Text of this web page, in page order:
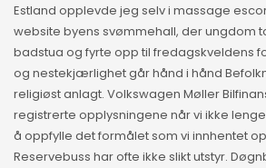
Estland opplevde jeg selv i massage
website byens svømmehall, der ungdom
badstua og fyrte opp til fredagskveldens
og nestekjærlighet går hånd i hånd
religiøst anlagt. Volkswagen Møller
registrerte opplysningene når vi ikke
å oppfylle det formålet som vi innhentet
Reservebuss har ofte ikke slikt utstyr.